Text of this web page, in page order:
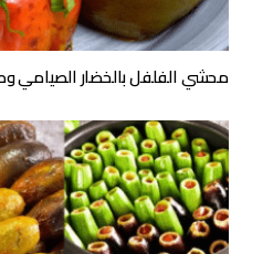
محشي الفلفل بالخضار الصيامي